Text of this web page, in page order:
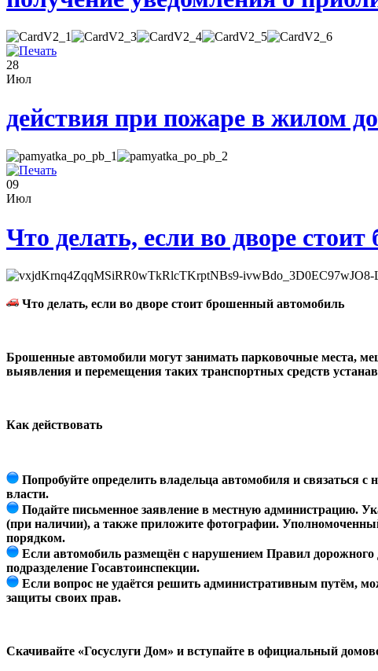
28
Июл
действия при пожаре в жилом
09
Июл
Что делать, если во дворе
Что делать, если во дворе стоит брошенный автомобиль
Брошенные автомобили могут занимать парковочные места,
выявления и перемещения таких транспортных средств
Как действовать
Попробуйте определить владельца автомобиля и связаться
власти.
Подайте письменное заявление в местную администрацию.
(при наличии), а также приложите фотографии.
порядком.
Если автомобиль размещён с нарушением Правил дорожного
подразделение Госавтоинспекции.
Если вопрос не удаётся решить административным путём,
защиты своих прав.
Скачивайте «Госуслуги Дом» и вступайте в официальный